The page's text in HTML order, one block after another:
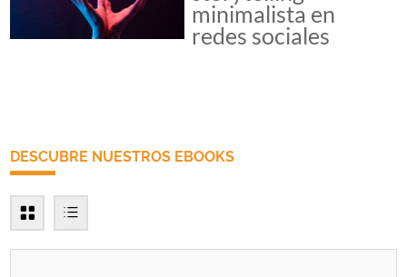
minimalista en
redes sociales
DESCUBRE NUESTROS EBOOKS